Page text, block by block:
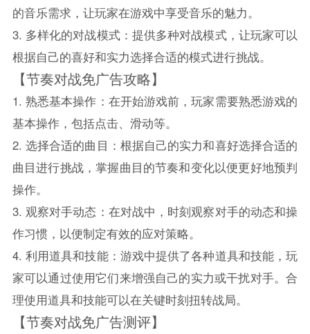
的音乐需求，让玩家在游戏中享受音乐的魅力。
3. 多样化的对战模式：提供多种对战模式，让玩家可以
根据自己的喜好和实力选择合适的模式进行挑战。
【节奏对战免广告攻略】
1. 熟悉基本操作：在开始游戏前，玩家需要熟悉游戏的
基本操作，包括点击、滑动等。
2. 选择合适的曲目：根据自己的实力和喜好选择合适的
曲目进行挑战，掌握曲目的节奏和变化以便更好地预判
操作。
3. 观察对手动态：在对战中，时刻观察对手的动态和操
作习惯，以便制定有效的应对策略。
4. 利用道具和技能：游戏中提供了各种道具和技能，玩
家可以通过使用它们来增强自己的实力或干扰对手。合
理使用道具和技能可以在关键时刻扭转战局。
【节奏对战免广告测评】